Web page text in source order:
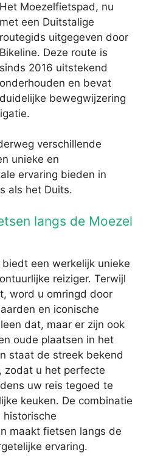
Het Moezelfietspad, nu
met een Duitstalige
routegids uitgegeven door
Bikeline. Deze route is
sinds 2016 uitstekend
onderhouden en bevat
duidelijke bewegwijzering
verschillende
unieke en
ervaring bieden in
als het Duits.
langs de Moezel
een werkelijk unieke
reiziger. Terwijl
word u omringd door
en iconische
dat, maar er zijn ook
oude plaatsen in het
staat de streek bekend
zodat u het perfecte
uw reis tegoed te
keuken. De combinatie
historische
maakt fietsen langs de
ervaring.